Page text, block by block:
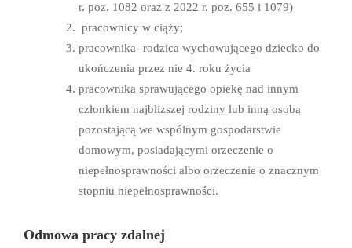
r. poz. 1082 oraz z 2022 r. poz. 655 i 1079)
pracownicy w ciąży;
pracownika- rodzica wychowującego dziecko do
ukończenia przez nie 4. roku życia
pracownika sprawującego opiekę nad innym
członkiem najbliższej rodziny lub inną osobą
pozostającą we wspólnym gospodarstwie
domowym, posiadającymi orzeczenie o
niepełnosprawności albo orzeczenie o znacznym
stopniu niepełnosprawności.
Odmowa pracy zdalnej